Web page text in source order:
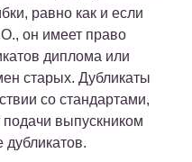
равно как и если
он имеет право
диплома или
старых. Дубликаты
со стандартами,
выпускником
дубликатов.